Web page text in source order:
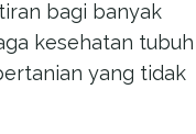
bagi banyak
kesehatan tubuh
yang tidak